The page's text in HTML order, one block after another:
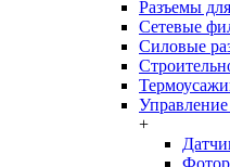
Разъемы
Сетевые
Силовые
+